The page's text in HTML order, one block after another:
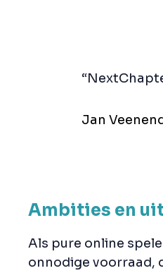
Jan
Ambities en
Als pure online
onnodige voorraad,